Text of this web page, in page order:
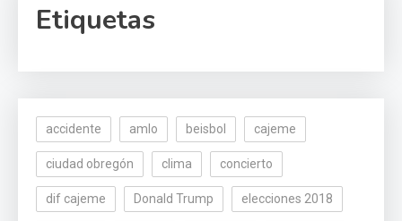
Etiquetas
accidente amlo beisbol cajeme
ciudad obregón clima concierto
dif cajeme Donald Trump elecciones 2018